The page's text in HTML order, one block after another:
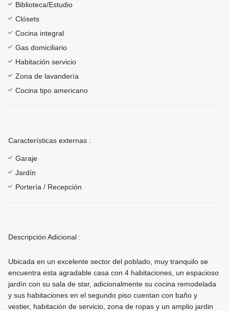
Biblioteca/Estudio
Clósets
Cocina integral
Gas domiciliario
Habitación servicio
Zona de lavandería
Cocina tipo americano
Características externas :
Garaje
Jardín
Portería / Recepción
Descripción Adicional :
Ubicada en un excelente sector del poblado, muy tranquilo se
encuentra esta agradable casa con 4 habitaciones, un espacioso
jardín con su sala de star, adicionalmente su cocina remodelada
y sus habitaciones en el segundo piso cuentan con baño y
vestier, habitación de servicio, zona de ropas y un amplio jardin